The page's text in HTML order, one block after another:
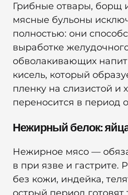
Грибные отвары, борщ
мясные бульоны
полностью: они
выработке
обволакивающих
кисель, который
пленку на слизистой и
переносится в период
Нежирный белок:
Нежирное мясо —
в при язве и гастрите.
без кожи, индейка,